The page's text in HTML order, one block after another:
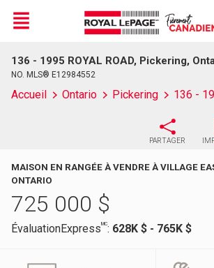
Live
En Direct
Menu
136 - 1995 ROYAL ROAD, Pickering,
NO. MLS® E12984552
Accueil Ontario Pickering 136 -
PARTAGER
MAISON EN RANGÉE À VENDRE À VILLAGE
ONTARIO
725 000 $
ÉvaluationExpressMC: 628K $ - 765K $